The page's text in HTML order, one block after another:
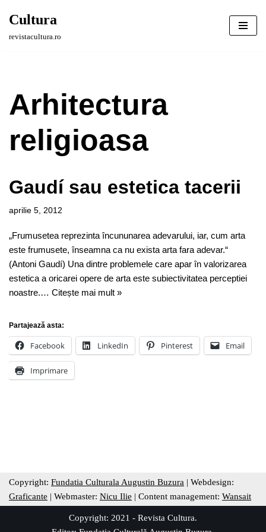
Sari
Cultura
revistacultura.ro
Arhitectura
religioasa
Gaudí sau estetica tacerii
aprilie 5, 2012
„Frumusetea reprezinta încununarea adevarului, iar, cum arta
este frumusete, înseamna ca nu exista arta fara adevar.“
(Antoni Gaudí) Una dintre problemele care apar în valorizarea
estetica a oricarei opere de arta este subiectivitatea perceptiei
noastre.… Citește mai mult »
Partajează asta:
Facebook LinkedIn Pinterest Email
Imprimare
Copyright: Fundatia Culturala Augustin Buzura | Webdesign:
Graficante | Webmaster: Nicu Ilie | Content management: Wansait
Copyright: 2021 - Revista Cultura.